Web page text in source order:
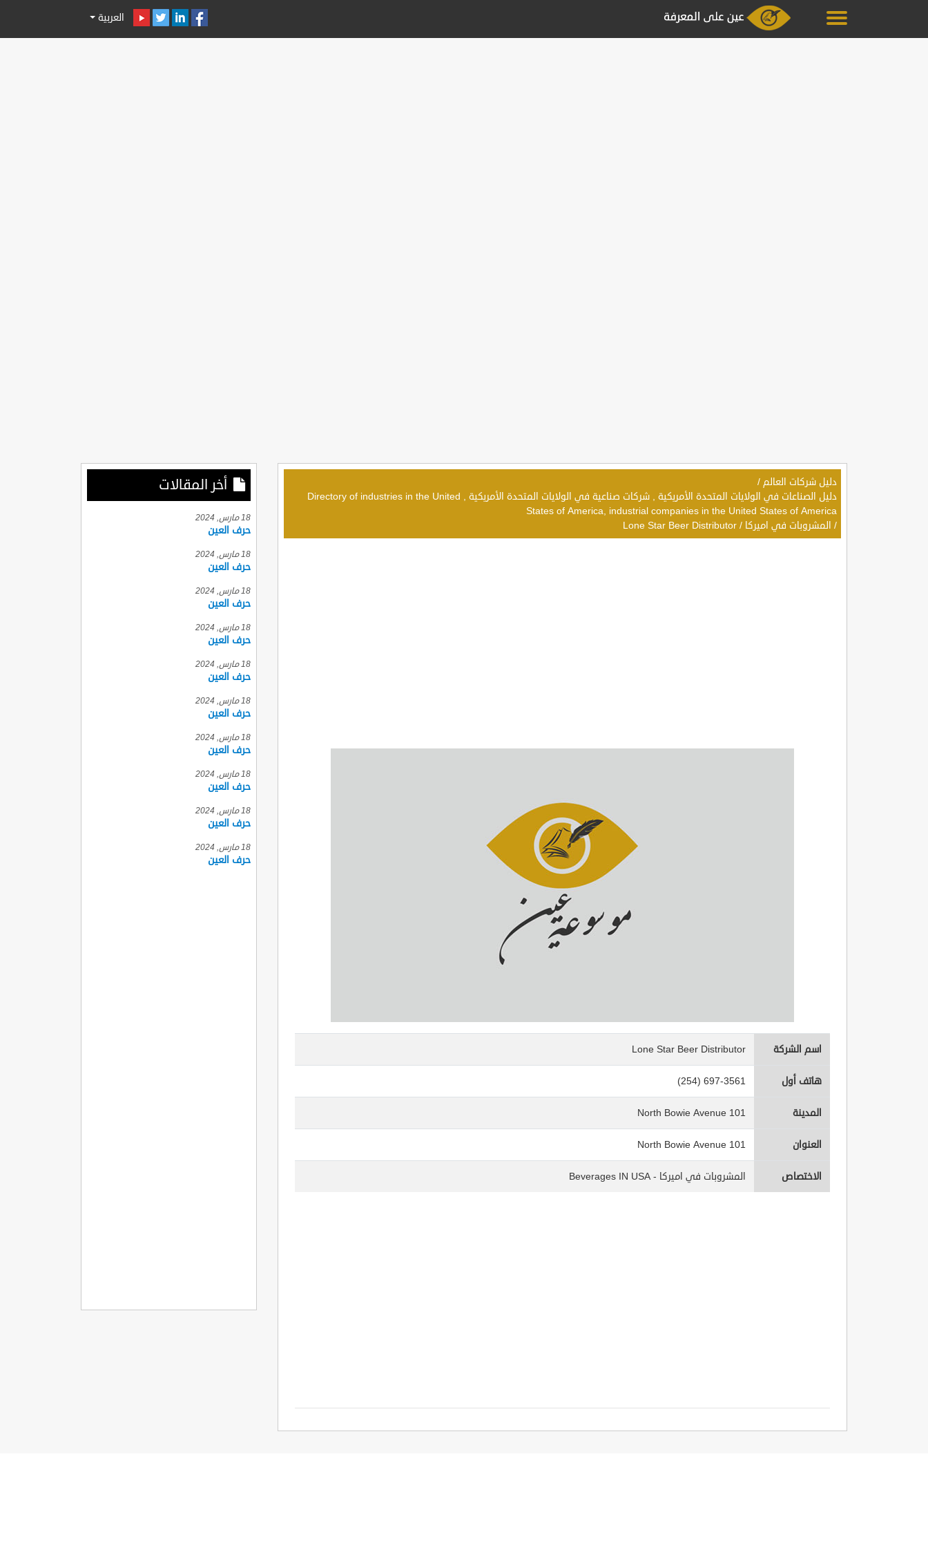
العربية
دليل شركات العالم /
دليل الصناعات في الولايات المتحدة الأمريكية , شركات صناعية في الولايات المتحدة الأمريكية , Directory of industries in the United
States of America, industrial companies in the United States of America
/ المشروبات في اميركا /
Lone Star Beer Distributor
اسم الشركة Lone Star Beer Distributor
هاتف أول (254) 697-3561
المدينة 101 North Bowie Avenue
العنوان 101 North Bowie Avenue
الاختصاص المشروبات في اميركا - Beverages IN USA
أخر المقالات
18 مارس, 2024
حرف العين
18 مارس, 2024
حرف العين
18 مارس, 2024
حرف العين
18 مارس, 2024
حرف العين
18 مارس, 2024
حرف العين
18 مارس, 2024
حرف العين
18 مارس, 2024
حرف العين
18 مارس, 2024
حرف العين
18 مارس, 2024
حرف العين
18 مارس, 2024
حرف العين